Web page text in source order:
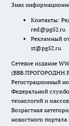
Знак
Контакты:
red@pg52.ru
Рекламный
st@pg52.ru
Сетевое издание
Регистрационный
Федеральной
технологий и
Возрастная
новостного